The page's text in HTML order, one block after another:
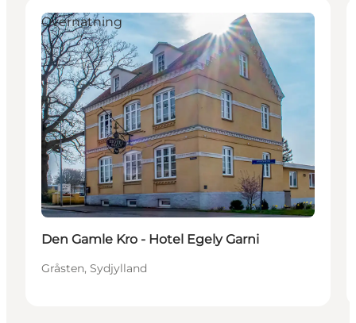
Overnatning
Den Gamle Kro - Hotel Egely Garni
Gråsten, Sydjylland